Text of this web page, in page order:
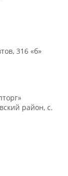
316 «б»
район, c.